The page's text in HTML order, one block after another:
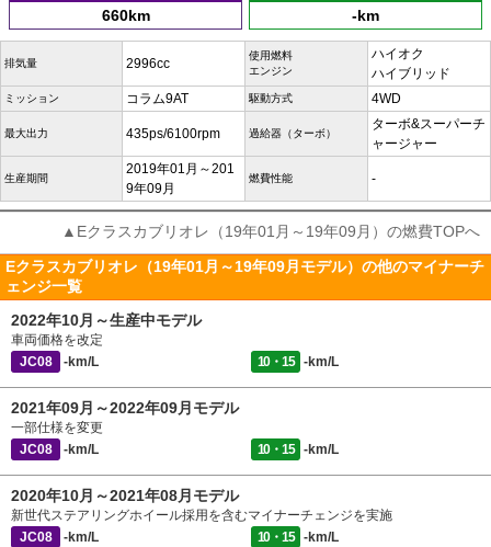
660km -km
排気量 2996cc
使用燃料
エンジン
ハイオク
ハイブリッド
ミッション コラム9AT 駆動方式 4WD
最大出力 435ps/6100rpm 過給器（ターボ）
ターボ&スーパーチ
ャージャー
生産期間
2019年01月～201
9年09月
燃費性能 -
▲Eクラスカブリオレ（19年01月～19年09月）の燃費TOPへ
Eクラスカブリオレ（19年01月～19年09月モデル）の他のマイナーチ
ェンジ一覧
2022年10月～生産中モデル
車両価格を改定
JC08
-km/L 10・15 -km/L
2021年09月～2022年09月モデル
一部仕様を変更
JC08
-km/L 10・15 -km/L
2020年10月～2021年08月モデル
新世代ステアリングホイール採用を含むマイナーチェンジを実施
JC08
-km/L 10・15 -km/L